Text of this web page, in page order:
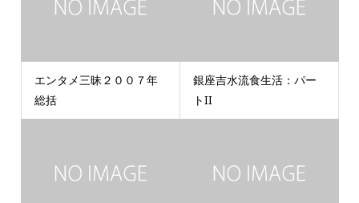
エンタメ三昧２００７年
総括
銀座吉水流食生活：パー
トII